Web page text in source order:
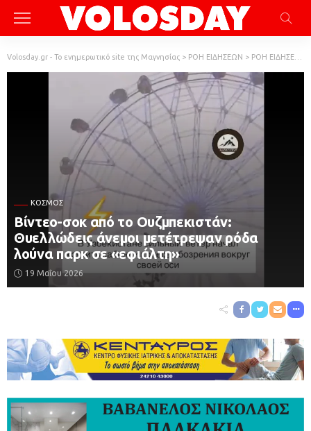
Volosday.gr - Το ενημερωτικό site της Μαγνησίας > ΡΟΗ ΕΙΔΗΣΕΩΝ > ΡΟΗ ΕΙΔΗΣΕΩΝ
ΚΌΣΜΟΣ
Βίντεο-σοκ από το Ουζμπεκιστάν:
Θυελλώδεις άνεμοι μετέτρεψαν ρόδα
λούνα παρκ σε «εφιάλτη»
19 Μαΐου 2026